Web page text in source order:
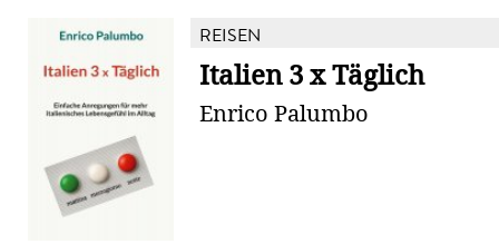
REISEN
Italien 3 x Täglich
Enrico Palumbo